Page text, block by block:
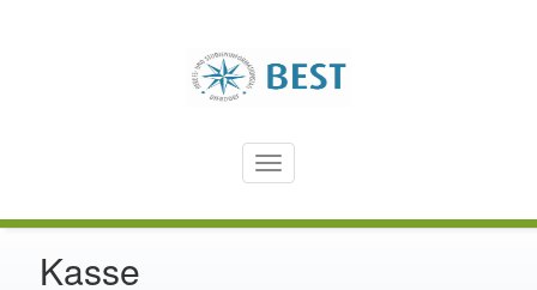
Toggle
navigation
Kasse